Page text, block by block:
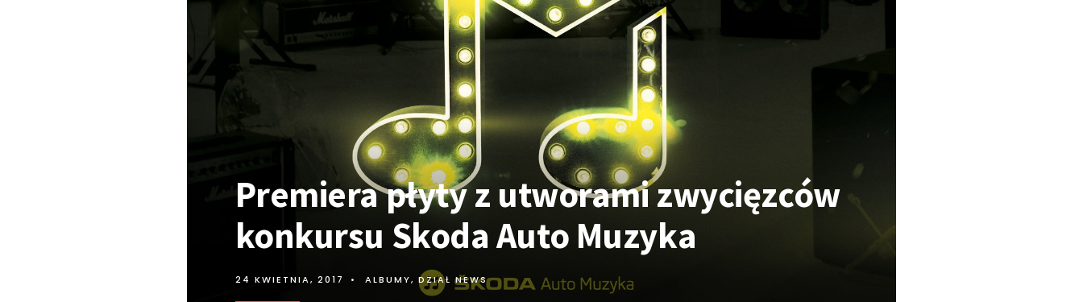
Premiera płyty z utworami zwycięzców
konkursu Skoda Auto Muzyka
24 KWIETNIA, 2017 • ALBUMY, DZIAŁ NEWS